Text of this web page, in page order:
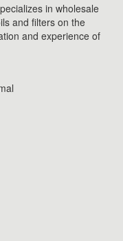
in wholesale
and filters on the
and experience of